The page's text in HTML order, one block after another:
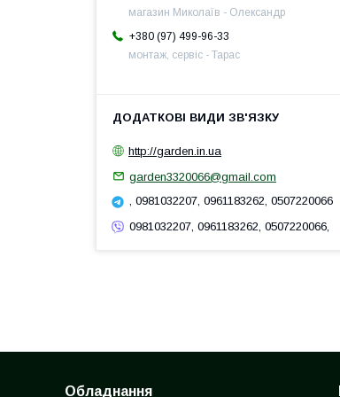
магазин Миколаїв - Олександр
+380 (97) 499-96-33
монтаж, сервіс - Тарас
http://garden.in.ua
garden3320066@gmail.com
, 0981032207, 0961183262, 0507220066
0981032207, 0961183262, 0507220066,
Обладнання